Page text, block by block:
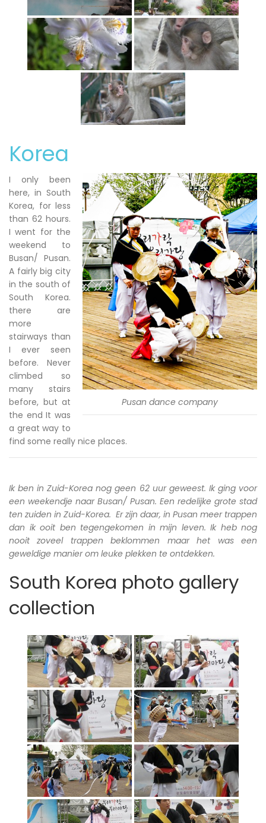
Korea
Pusan dance company
I only been
here, in South
Korea, for less
than 62 hours.
I went for the
weekend to
Busan/ Pusan.
A fairly big city
in the south of
South Korea.
there are
more
stairways than
I ever seen
before. Never
climbed so
many stairs
before, but at
the end It was
a great way to
find some really nice places.
Ik ben in Zuid-Korea nog geen 62 uur geweest. Ik ging voor
een weekendje naar Busan/ Pusan. Een redelijke grote stad
ten zuiden in Zuid-Korea. Er zijn daar, in Pusan meer trappen
dan ik ooit ben tegengekomen in mijn leven. Ik heb nog
nooit zoveel trappen beklommen maar het was een
geweldige manier om leuke plekken te ontdekken.
South Korea photo gallery
collection